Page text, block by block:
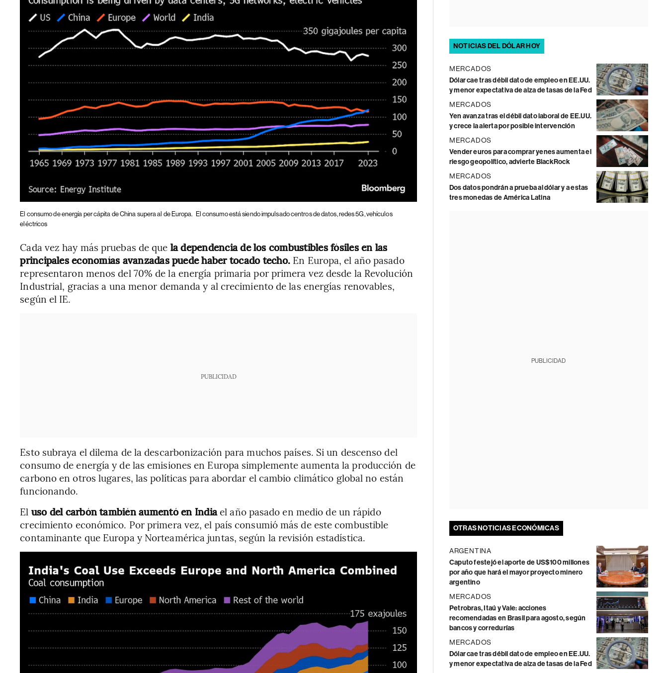
El consumo de energía per cápita de China supera al de Europa. El consumo está siendo impulsado centros de datos, redes 5G, vehículos
eléctricos
Cada vez hay más pruebas de que la dependencia de los combustibles fósiles en las
principales economías avanzadas puede haber tocado techo. En Europa, el año pasado
representaron menos del 70% de la energía primaria por primera vez desde la Revolución
Industrial, gracias a una menor demanda y al crecimiento de las energías renovables,
según el IE.
PUBLICIDAD
Esto subraya el dilema de la descarbonización para muchos países. Si un descenso del
consumo de energía y de las emisiones en Europa simplemente aumenta la producción de
carbono en otros lugares, las políticas para abordar el cambio climático global no están
funcionando.
El uso del carbón también aumentó en Indiael año pasado en medio de un rápido
crecimiento económico. Por primera vez, el país consumió más de este combustible
contaminante que Europa y Norteamérica juntas, según la revisión estadística.
NOTICIAS DEL DÓLAR HOY
MERCADOS
Dólar cae tras débil dato de empleo en EE.UU.
y menor expectativa de alza de tasas de la Fed
MERCADOS
Yen avanza tras el débil dato laboral de EE.UU.
y crece la alerta por posible intervención
MERCADOS
Vender euros para comprar yenes aumenta el
riesgo geopolítico, advierte BlackRock
MERCADOS
Dos datos pondrán a prueba al dólar y a estas
tres monedas de América Latina
PUBLICIDAD
OTRAS NOTICIAS ECONÓMICAS
ARGENTINA
Caputo festejó el aporte de US$100 millones
por año que hará el mayor proyecto minero
argentino
MERCADOS
Petrobras, Itaú y Vale: acciones
recomendadas en Brasil para agosto, según
bancos y corredurías
MERCADOS
Dólar cae tras débil dato de empleo en EE.UU.
y menor expectativa de alza de tasas de la Fed